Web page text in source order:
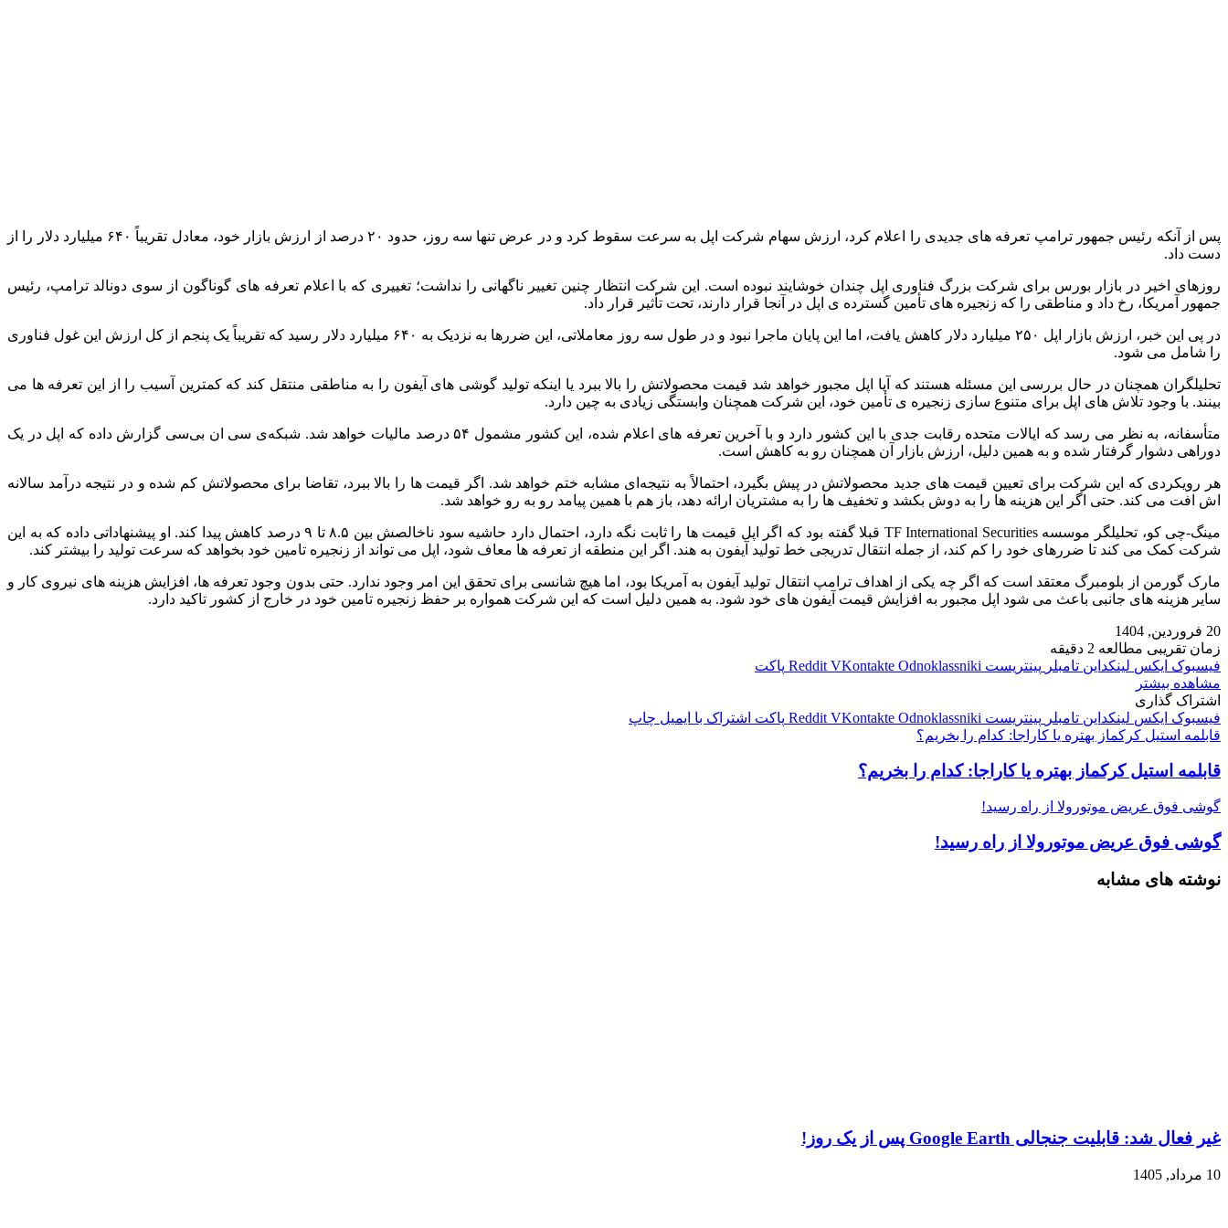
پس از آنکه رئیس‌ جمهور ترامپ تعرفه‌ های جدیدی را اعلام کرد، ارزش سهام شرکت اپل به سرعت سقوط کرد و در عرض تنها سه روز، حدود ۲۰ درصد از ارزش بازار خود، معادل تقریباً ۶۴۰ میلیارد دلار را از
دست داد.
روزهای اخیر در بازار بورس برای شرکت بزرگ فناوری اپل چندان خوشایند نبوده است. این شرکت انتظار چنین تغییر ناگهانی را نداشت؛ تغییری که با اعلام تعرفه‌ های گوناگون از سوی دونالد ترامپ، رئیس‌
جمهور آمریکا، رخ داد و مناطقی را که زنجیره‌ های تأمین گسترده‌ ی اپل در آنجا قرار دارند، تحت تأثیر قرار داد.
در پی این خبر، ارزش بازار اپل ۲۵۰ میلیارد دلار کاهش یافت، اما این پایان ماجرا نبود و در طول سه روز معاملاتی، این ضررها به نزدیک به ۶۴۰ میلیارد دلار رسید که تقریباً یک‌ پنجم از کل ارزش این غول فناوری
را شامل می‌ شود.
تحلیلگران همچنان در حال بررسی این مسئله هستند که آیا اپل مجبور خواهد شد قیمت محصولاتش را بالا ببرد یا اینکه تولید گوشی‌ های آیفون را به مناطقی منتقل کند که کمترین آسیب را از این تعرفه‌ ها می‌
بینند. با وجود تلاش‌ های اپل برای متنوع‌ سازی زنجیره‌ ی تأمین خود، این شرکت همچنان وابستگی زیادی به چین دارد.
متأسفانه، به نظر می‌ رسد که ایالات متحده رقابت جدی با این کشور دارد و با آخرین تعرفه‌ های اعلام‌ شده، این کشور مشمول ۵۴ درصد مالیات خواهد شد. شبکه‌ی سی‌ ان‌ بی‌سی گزارش داده که اپل در یک
دوراهی دشوار گرفتار شده و به همین دلیل، ارزش بازار آن همچنان رو به کاهش است.
هر رویکردی که این شرکت برای تعیین قیمت‌ های جدید محصولاتش در پیش بگیرد، احتمالاً به نتیجه‌ای مشابه ختم خواهد شد. اگر قیمت‌ ها را بالا ببرد، تقاضا برای محصولاتش کم شده و در نتیجه درآمد سالانه‌
اش افت می‌ کند. حتی اگر این هزینه‌ ها را به دوش بکشد و تخفیف‌ ها را به مشتریان ارائه دهد، باز هم با همین پیامد رو به‌ رو خواهد شد.
مینگ-چی کو، تحلیلگر موسسه TF International Securities قبلا گفته بود که اگر اپل قیمت‌ ها را ثابت نگه دارد، احتمال دارد حاشیه سود ناخالصش بین ۸.۵ تا ۹ درصد کاهش پیدا کند. او پیشنهاداتی داده که به این
شرکت کمک می‌ کند تا ضررهای خود را کم کند، از جمله انتقال تدریجی خط تولید آیفون به هند. اگر این منطقه از تعرفه‌ ها معاف شود، اپل می‌ تواند از زنجیره تامین خود بخواهد که سرعت تولید را بیشتر کند.
مارک گورمن از بلومبرگ معتقد است که اگر چه یکی از اهداف ترامپ انتقال تولید آیفون به آمریکا بود، اما هیچ شانسی برای تحقق این امر وجود ندارد. حتی بدون وجود تعرفه‌ ها، افزایش هزینه‌ های نیروی کار و
سایر هزینه‌ های جانبی باعث می‌ شود اپل مجبور به افزایش قیمت آیفون‌ های خود شود. به همین دلیل است که این شرکت همواره بر حفظ زنجیره تامین خود در خارج از کشور تاکید دارد.
20 فروردین, 1404
زمان تقریبی مطالعه 2 دقیقه
فیسبوک ایکس لینکداین تامبلر پینتریست Reddit VKontakte Odnoklassniki
پاکت
مشاهده بیشتر
اشتراک گذاری
فیسبوک ایکس لینکداین تامبلر پینتریست Reddit VKontakte Odnoklassniki پاکت اشتراک با ایمیل چاپ
قابلمه استیل کرکماز بهتره یا کاراجا: کدام را بخریم؟
قابلمه استیل کرکماز بهتره یا کاراجا: کدام را بخریم؟
گوشی فوق عریض موتورولا از راه رسید!
گوشی فوق عریض موتورولا از راه رسید!
نوشته های مشابه
غیر فعال شد: قابلیت جنجالی Google Earth پس از یک روز!
10 مرداد, 1405